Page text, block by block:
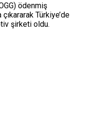
ödenmiş
Türkiye’de
şirketi oldu.